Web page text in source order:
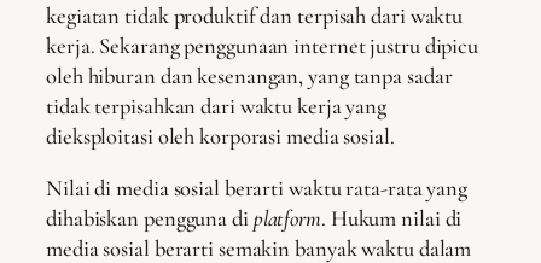
kegiatan tidak produktif dan terpisah dari waktu
kerja. Sekarang penggunaan internet justru dipicu
oleh hiburan dan kesenangan, yang tanpa sadar
tidak terpisahkan dari waktu kerja yang
dieksploitasi oleh korporasi media sosial.
Nilai di media sosial berarti waktu rata-rata yang
dihabiskan pengguna di platform. Hukum nilai di
media sosial berarti semakin banyak waktu dalam